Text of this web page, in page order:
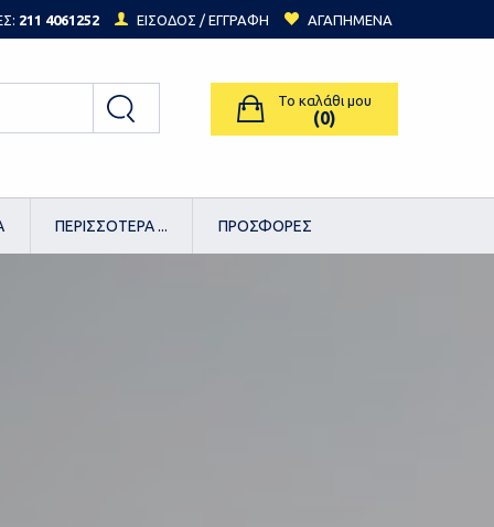
211 4061252 ΕΙΣΟΔΟΣ / ΕΓΓΡΑΦΗ ΑΓΑΠΗΜΕΝΑ
Το καλάθι μου
(0)
ΠΕΡΙΣΣΟΤΕΡΑ ... ΠΡΟΣΦΟΡΕΣ